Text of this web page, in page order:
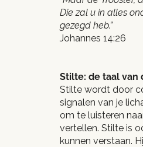
Die zal u in alles
gezegd heb.”
Johannes 14:26
Stilte: de taal van
Stilte wordt door
signalen van je
om te luisteren
vertellen. Stilte is
kunnen verstaan.